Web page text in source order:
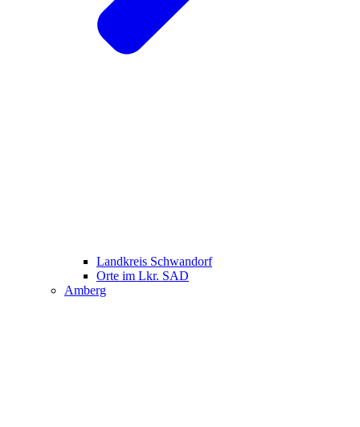
Landkreis Schwandorf
Orte im Lkr. SAD
Amberg